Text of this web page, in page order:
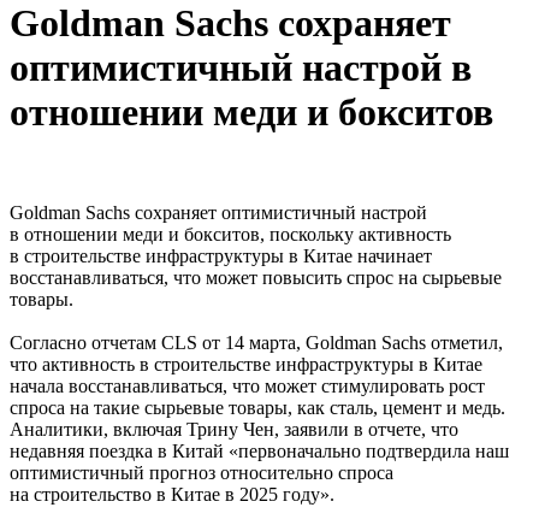
Goldman Sachs сохраняет
оптимистичный настрой в
отношении меди и бокситов
Goldman Sachs сохраняет оптимистичный настрой
в отношении меди и бокситов, поскольку активность
в строительстве инфраструктуры в Китае начинает
восстанавливаться, что может повысить спрос на сырьевые
товары.
Согласно отчетам CLS от 14 марта, Goldman Sachs отметил,
что активность в строительстве инфраструктуры в Китае
начала восстанавливаться, что может стимулировать рост
спроса на такие сырьевые товары, как сталь, цемент и медь.
Аналитики, включая Трину Чен, заявили в отчете, что
недавняя поездка в Китай «первоначально подтвердила наш
оптимистичный прогноз относительно спроса
на строительство в Китае в 2025 году».